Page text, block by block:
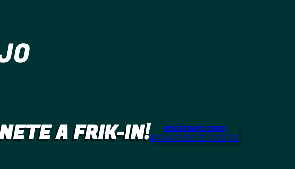
A FRIK-IN!
REGÍSTRATE COMO
ORGANIZADOR DE EVENTOS